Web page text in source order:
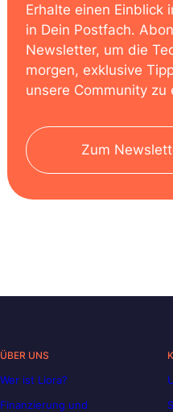
Erhalte einen Einblick
in Dein Postfach.
Newsletter, um die
morgen, exklusive
unsere Community zu
Zum
ÜBER UNS
Wer ist Liora?
Finanzierung und